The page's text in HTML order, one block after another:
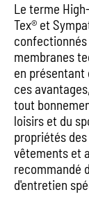
Le terme
Tex® et
membranes
en présentant
ces
tout
loisirs et du
propriétés
vêtements et
recommandé
d'entretien